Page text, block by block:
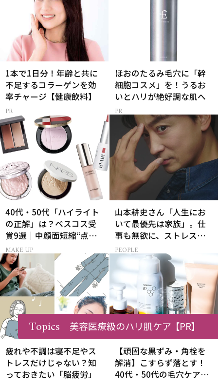
1本で1日分！年齢と共に
不足するコラーゲンを効
率チャージ【健康飲料】
ほおのたるみ毛穴に「幹
細胞コスメ」を！うるお
いとハリが絶好調な肌へ
40代・50代「ハイライト
の正解」は？ベスコス受
賞9選｜中顔面短縮“点置
き”メイク法も
MAKE UP
山本耕史さん「人生にお
いて最優先は家族」。仕
事も無欲に、ストレスを
溜めない生き方
PEOPLE
疲れや不調は寝不足やス
トレスだけじゃない？知
っておきたい「脳疲労」
【頑固な黒ずみ・角栓を
解消】こすらず落とす！
40代・50代の毛穴ケア4
Topics 美容医療級のハリ肌ケア【PR】